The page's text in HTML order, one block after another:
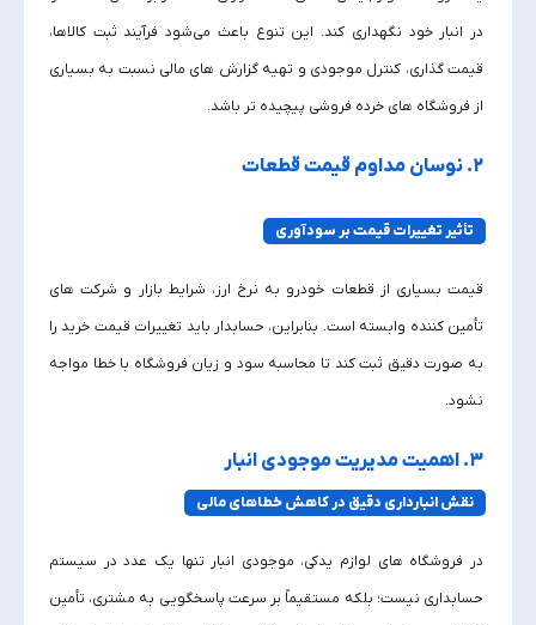
در انبار خود نگهداری کند. این تنوع باعث می‌شود فرآیند ثبت کالاها،
قیمت‌ گذاری، کنترل موجودی و تهیه گزارش‌ های مالی نسبت به بسیاری
از فروشگاه‌ های خرده‌ فروشی پیچیده‌ تر باشد.
۲. نوسان مداوم قیمت قطعات
تأثیر تغییرات قیمت بر سودآوری
قیمت بسیاری از قطعات خودرو به نرخ ارز، شرایط بازار و شرکت‌ های
تأمین‌ کننده وابسته است. بنابراین، حسابدار باید تغییرات قیمت خرید را
به‌ صورت دقیق ثبت کند تا محاسبه سود و زیان فروشگاه با خطا مواجه
نشود.
۳. اهمیت مدیریت موجودی انبار
نقش انبارداری دقیق در کاهش خطاهای مالی
در فروشگاه‌ های لوازم یدکی، موجودی انبار تنها یک عدد در سیستم
حسابداری نیست؛ بلکه مستقیماً بر سرعت پاسخگویی به مشتری، تأمین